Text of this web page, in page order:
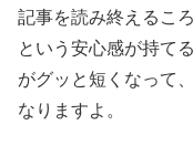
記事を読み終えるこ
という安心感が持て
がグッと短くなって
なりますよ。